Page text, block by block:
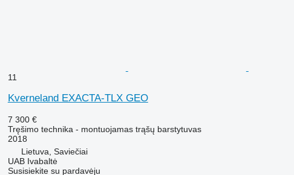
11
Kverneland EXACTA-TLX GEO
7 300 €
Tręšimo technika - montuojamas trąšų barstytuvas
2018
Lietuva, Saviečiai
UAB Ivabaltė
Susisiekite su pardavėju